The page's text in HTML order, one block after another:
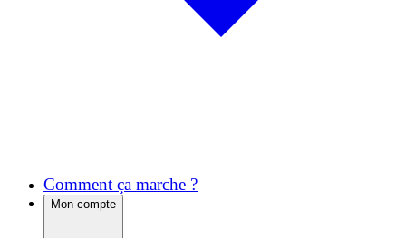
Comment ça marche ?
Mon compte